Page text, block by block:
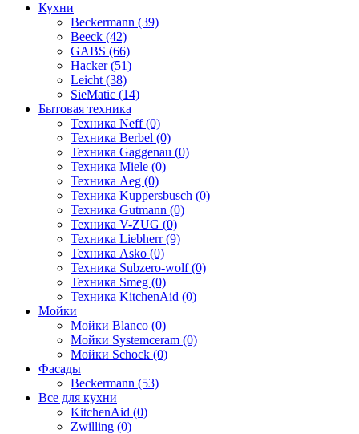
Кухни
Beckermann (39)
Beeck (42)
GABS (66)
Hacker (51)
Leicht (38)
SieMatic (14)
Бытовая техника
Техника Neff (0)
Техника Berbel (0)
Техника Gaggenau (0)
Техника Miele (0)
Техника Aeg (0)
Техника Kuppersbusch (0)
Техника Gutmann (0)
Техника V-ZUG (0)
Техника Liebherr (9)
Техника Asko (0)
Техника Subzero-wolf (0)
Техника Smeg (0)
Техника KitchenAid (0)
Мойки
Мойки Blanco (0)
Мойки Systemceram (0)
Мойки Schock (0)
Фасады
Beckermann (53)
Все для кухни
KitchenAid (0)
Zwilling (0)